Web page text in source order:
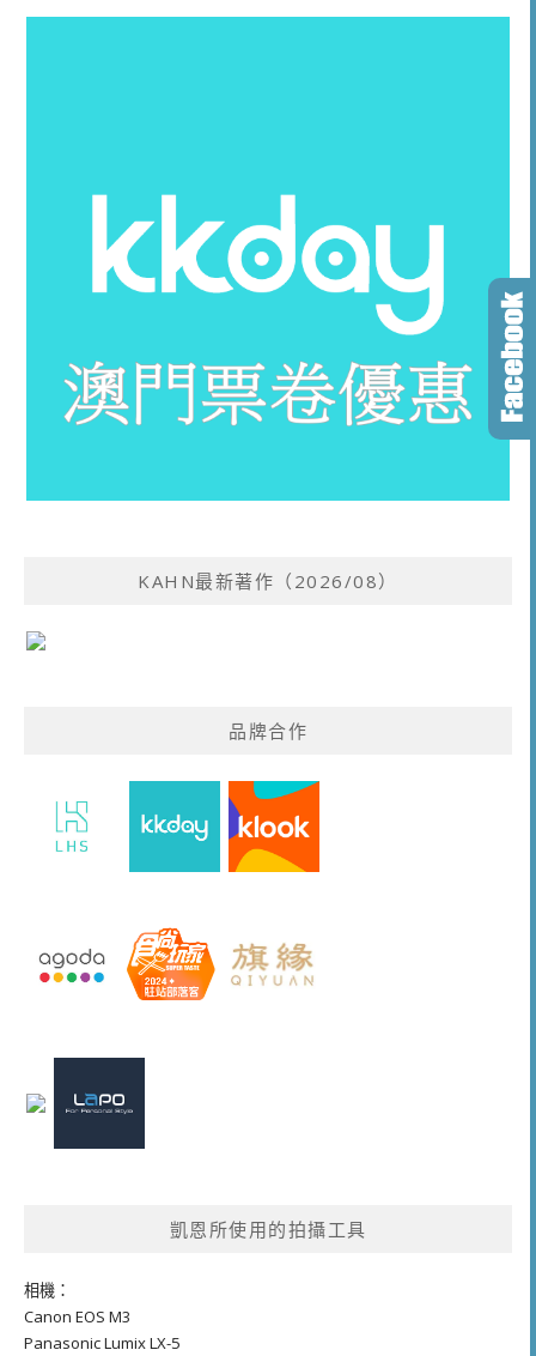
KAHN最新著作（2026/08）
品牌合作
凱恩所使用的拍攝工具
相機：
Canon EOS M3
Panasonic Lumix LX-5